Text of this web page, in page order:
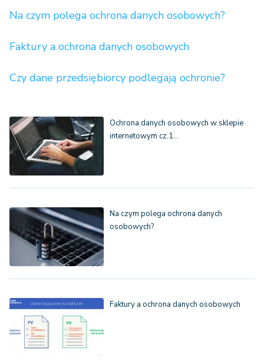
Na czym polega ochrona danych osobowych?
Faktury a ochrona danych osobowych
Czy dane przedsiębiorcy podlegają ochronie?
Ochrona danych osobowych w sklepie
internetowym cz.1…
Na czym polega ochrona danych
osobowych?
Faktury a ochrona danych osobowych